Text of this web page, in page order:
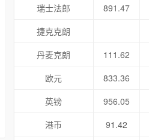
瑞士法郎
891.47
捷克克朗
丹麦克朗
111.62
欧元
833.36
英镑
956.05
港币
91.42